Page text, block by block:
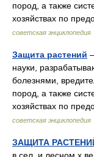
пород, а также
хозяйствах по
советская энциклопедия
Защита растений
науки,
болезнями,
пород, а также
хозяйствах по
советская энциклопедия
ЗАЩИТА